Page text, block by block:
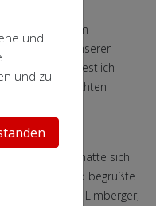
uns in unserem
mit unserer
Raum war festlich
dank eines echten
von
wurde.
Florian Sliwka hatte sich
lassen und begrüßte
Dr. Frank Limberger,
und
und zu